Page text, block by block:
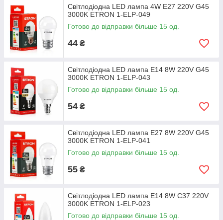
Світлодіодна LED лампа 4W E27 220V G45
3000K ETRON 1-ELP-049
Готово до відправки більше 15 од.
44 ₴
Світлодіодна LED лампа E14 8W 220V G45
3000K ETRON 1-ELP-043
Готово до відправки більше 15 од.
54 ₴
Світлодіодна LED лампа E27 8W 220V G45
3000K ETRON 1-ELP-041
Готово до відправки більше 15 од.
55 ₴
Світлодіодна LED лампа E14 8W C37 220V
3000K ETRON 1-ELP-023
Готово до відправки більше 15 од.